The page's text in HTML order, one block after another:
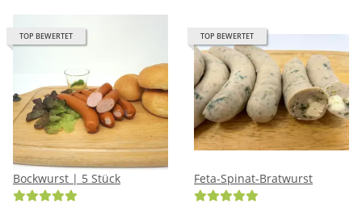
TOP BEWERTET
Bockwurst | 5 Stück
TOP BEWERTET
Feta-Spinat-Bratwurst